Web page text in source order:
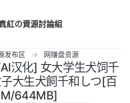
紅の資源討論組
发布区 网赚盘资源
汉化] 女大学生犬饲千
大生犬飼千和しつ[百
644MB]